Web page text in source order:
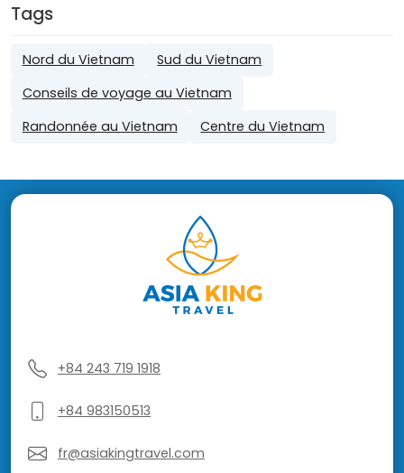
Tags
Nord du Vietnam
Sud du Vietnam
Conseils de voyage au Vietnam
Randonnée au Vietnam
Centre du Vietnam
+84 243 719 1918
+84 983150513
fr@asiakingtravel.com